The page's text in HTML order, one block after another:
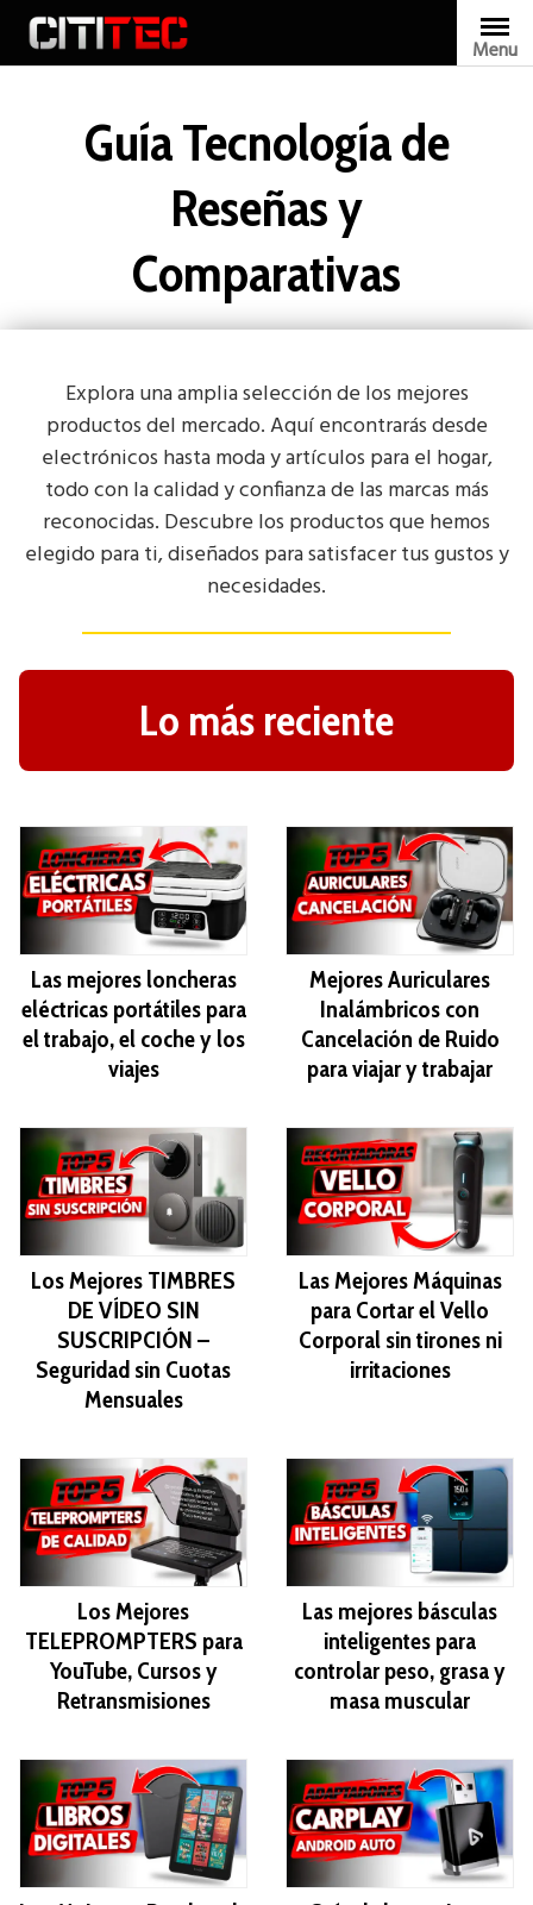
Skip
content
Menu
Guía Tecnología de
Reseñas y
Comparativas
Explora una amplia selección de los mejores
productos del mercado. Aquí encontrarás desde
electrónicos hasta moda y artículos para el hogar,
todo con la calidad y confianza de las marcas más
reconocidas. Descubre los productos que hemos
elegido para ti, diseñados para satisfacer tus gustos y
necesidades.
Lo más reciente
Las mejores loncheras
eléctricas portátiles para
el trabajo, el coche y los
viajes
Mejores Auriculares
Inalámbricos con
Cancelación de Ruido
para viajar y trabajar
Los Mejores TIMBRES
DE VÍDEO SIN
SUSCRIPCIÓN –
Seguridad sin Cuotas
Mensuales
Las Mejores Máquinas
para Cortar el Vello
Corporal sin tirones ni
irritaciones
Los Mejores
TELEPROMPTERS para
YouTube, Cursos y
Retransmisiones
Las mejores básculas
inteligentes para
controlar peso, grasa y
masa muscular